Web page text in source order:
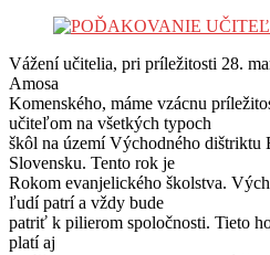
Vážení učitelia, pri príležitosti 28.
Amosa
Komenského, máme vzácnu
učiteľom na všetkých typoch
škôl na území Východného dištriktu
Slovensku. Tento rok je
Rokom evanjelického školstva.
ľudí patrí a vždy bude
patriť k pilierom spoločnosti. Tieto
platí aj